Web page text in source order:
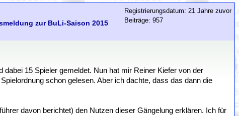
zur BuLi-Saison 2015
Registrierungsdatum: 21 Jahre zuvor
Beiträge: 957
15 Spieler gemeldet. Nun hat mir Reiner Kiefer von der
schon gelesen. Aber ich dachte, dass das dann die
davon berichtet) den Nutzen dieser Gängelung erklären. Ich für